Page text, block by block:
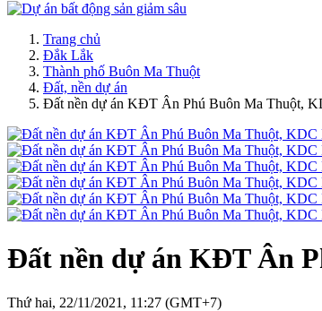
Trang chủ
Đắk Lắk
Thành phố Buôn Ma Thuột
Đất, nền dự án
Đất nền dự án KĐT Ân Phú Buôn Ma Thuột,
Đất nền dự án KĐT Ân
Thứ hai, 22/11/2021, 11:27 (GMT+7)